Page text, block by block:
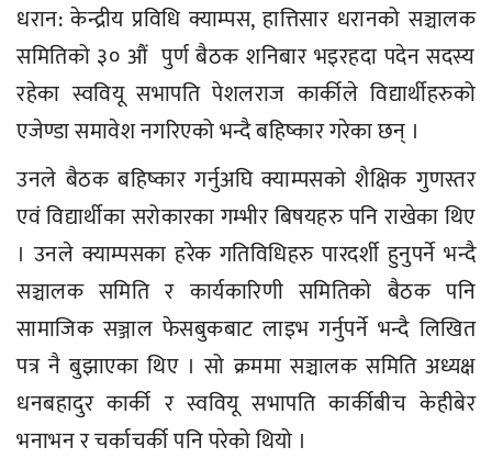
धरान: केन्द्रीय प्रविधि क्याम्पस, हात्तिसार धरानको सञ्चालक
समितिको ३० औं पुर्ण बैठक शनिबार भइरहदा पदेन सदस्य
रहेका स्ववियू सभापति पेशलराज कार्कीले विद्यार्थीहरुको
एजेण्डा समावेश नगरिएको भन्दै बहिष्कार गरेका छन् ।
उनले बैठक बहिष्कार गर्नुअघि क्याम्पसको शैक्षिक गुणस्तर
एवं विद्यार्थीका सरोकारका गम्भीर बिषयहरु पनि राखेका थिए
। उनले क्याम्पसका हरेक गतिविधिहरु पारदर्शी हुनुपर्ने भन्दै
सञ्चालक समिति र कार्यकारिणी समितिको बैठक पनि
सामाजिक सञ्जाल फेसबुकबाट लाइभ गर्नुपर्ने भन्दै लिखित
पत्र नै बुझाएका थिए । सो क्रममा सञ्चालक समिति अध्यक्ष
धनबहादुर कार्की र स्ववियू सभापति कार्कीबीच केहीबेर
भनाभन र चर्काचर्की पनि परेको थियो ।